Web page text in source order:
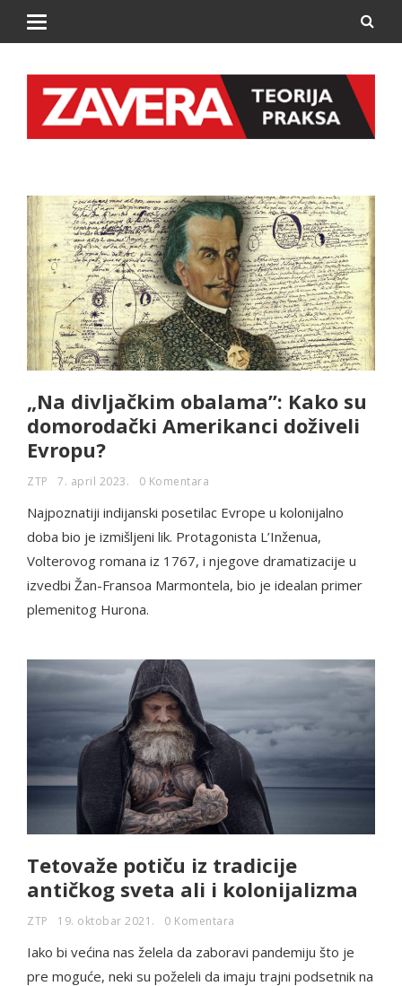
„Na divljačkim obalama”: Kako su
domorodački Amerikanci doživeli
Evropu?
ZTP 7. april 2023. 0 Komentara
Najpoznatiji indijanski posetilac Evrope u kolonijalno
doba bio je izmišljeni lik. Protagonista L’Inženua,
Volterovog romana iz 1767, i njegove dramatizacije u
izvedbi Žan-Fransoa Marmontela, bio je idealan primer
plemenitog Hurona.
Tetovaže potiču iz tradicije
antičkog sveta ali i kolonijalizma
ZTP 19. oktobar 2021. 0 Komentara
Iako bi većina nas želela da zaboravi pandemiju što je
pre moguće, neki su poželeli da imaju trajni podsetnik na